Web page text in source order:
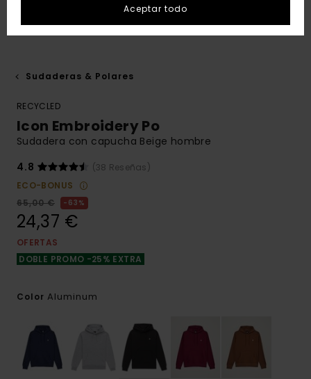
Sudaderas & Polares
RECYCLED
Icon Embroidery Po
Sudadera con capucha Beige hombre
4.8
(38 Reseñas)
ECO-BONUS
65,00 €
63%
24,37 €
OFERTAS
DOBLE PROMO -25% EXTRA
Color Aluminum
Aceptar todo